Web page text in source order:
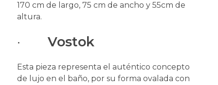
170 cm de largo, 75 cm de ancho y 55cm de
altura.
· Vostok
Esta pieza representa el auténtico concepto
de lujo en el baño, por su forma ovalada con